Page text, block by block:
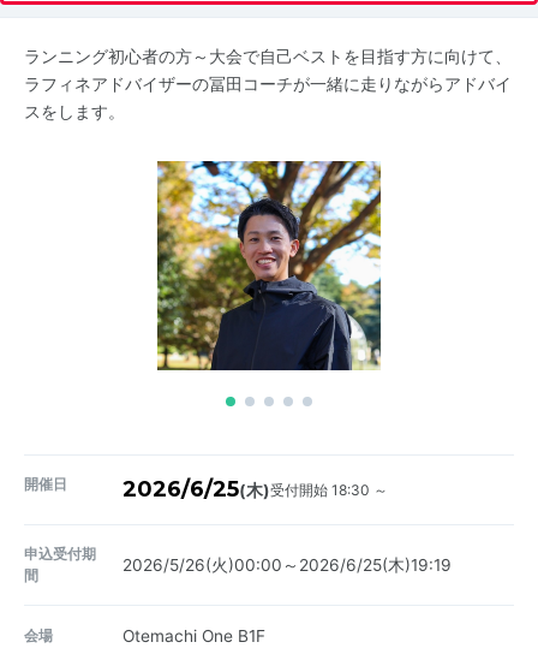
ランニング初心者の方～大会で自己ベストを目指す方に向けて、
ラフィネアドバイザーの冨田コーチが一緒に走りながらアドバイ
スをします。
開催日 2026/6/25(木)受付開始 18:30 ～
申込受付期
間
2026/5/26(火)00:00～2026/6/25(木)19:19
会場 Otemachi One B1F